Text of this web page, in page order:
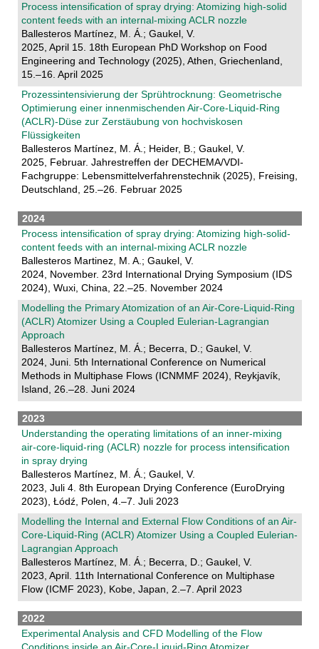
Process intensification of spray drying: Atomizing high-solid
content feeds with an internal-mixing ACLR nozzle
Ballesteros Martínez, M. Á.; Gaukel, V.
2025, April 15. 18th European PhD Workshop on Food
Engineering and Technology (2025), Athen, Griechenland,
15.–16. April 2025
Prozessintensivierung der Sprühtrocknung: Geometrische
Optimierung einer innenmischenden Air-Core-Liquid-Ring
(ACLR)-Düse zur Zerstäubung von hochviskosen
Flüssigkeiten
Ballesteros Martínez, M. Á.; Heider, B.; Gaukel, V.
2025, Februar. Jahrestreffen der DECHEMA/VDI-
Fachgruppe: Lebensmittelverfahrenstechnik (2025), Freising,
Deutschland, 25.–26. Februar 2025
2024
Process intensification of spray drying: Atomizing high-solid-
content feeds with an internal-mixing ACLR nozzle
Ballesteros Martinez, M. A.; Gaukel, V.
2024, November. 23rd International Drying Symposium (IDS
2024), Wuxi, China, 22.–25. November 2024
Modelling the Primary Atomization of an Air-Core-Liquid-Ring
(ACLR) Atomizer Using a Coupled Eulerian-Lagrangian
Approach
Ballesteros Martínez, M. Á.; Becerra, D.; Gaukel, V.
2024, Juni. 5th International Conference on Numerical
Methods in Multiphase Flows (ICNMMF 2024), Reykjavík,
Island, 26.–28. Juni 2024
2023
Understanding the operating limitations of an inner-mixing
air-core-liquid-ring (ACLR) nozzle for process intensification
in spray drying
Ballesteros Martínez, M. Á.; Gaukel, V.
2023, Juli 4. 8th European Drying Conference (EuroDrying
2023), Łódź, Polen, 4.–7. Juli 2023
Modelling the Internal and External Flow Conditions of an Air-
Core-Liquid-Ring (ACLR) Atomizer Using a Coupled Eulerian-
Lagrangian Approach
Ballesteros Martínez, M. Á.; Becerra, D.; Gaukel, V.
2023, April. 11th International Conference on Multiphase
Flow (ICMF 2023), Kobe, Japan, 2.–7. April 2023
2022
Experimental Analysis and CFD Modelling of the Flow